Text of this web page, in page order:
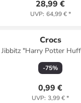
28,99 €
UVP: 64,99 €*
Crocs
Jibbitz "Harry Potter
House" in Gelb/ Blau
-75%
0,99 €
UVP: 3,99 €*